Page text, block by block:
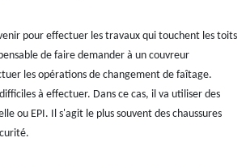
pour effectuer les travaux qui touchent les toits
de faire demander à un couvreur
les opérations de changement de faîtage.
à effectuer. Dans ce cas, il va utiliser des
ou EPI. Il s'agit le plus souvent des chaussures